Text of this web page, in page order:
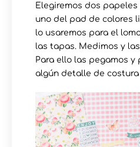
Elegiremos dos
uno del pad de colores
lo usaremos para el
las tapas. Medimos y
Para ello las pegamos y
algún detalle de